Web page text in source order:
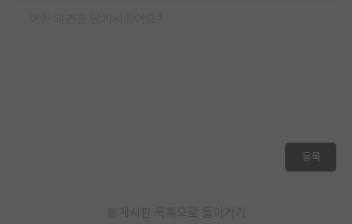
등록
게시판 목록으로 돌아가기